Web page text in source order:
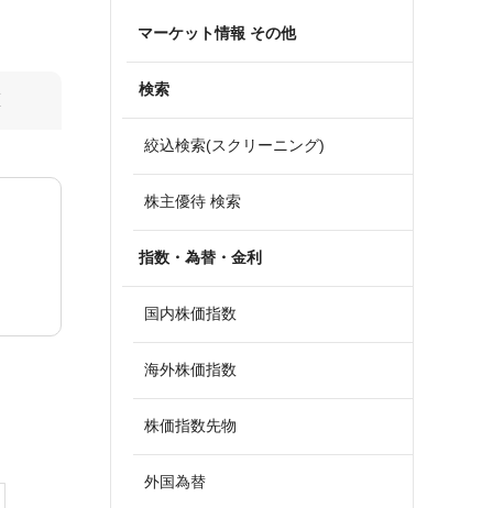
マーケット情報 その他
検索
絞込検索(スクリーニング)
株主優待 検索
指数・為替・金利
国内株価指数
海外株価指数
株価指数先物
外国為替